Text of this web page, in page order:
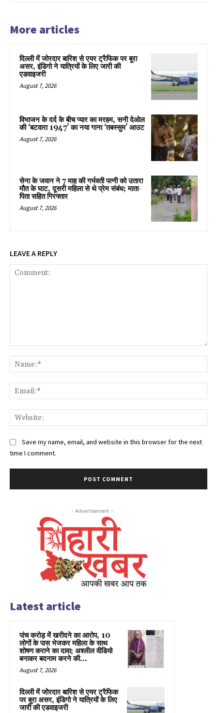
More articles
दिल्ली में जोरदार बारिश से एयर ट्रैफिक पर बुरा
असर, इंडिगो ने यात्रियों के लिए जारी की
एडवाइजरी
August 7, 2026
विभाजन के दर्द के बीच प्यार का मरहम, सनी देओल
की ‘बटवारा 1947’ का नया गाना ‘तबस्सुम’ आउट
August 7, 2026
सेना के जवान ने 7 माह की गर्भवती पत्नी को उतारा
मौत के घाट, दूसरी महिला से थे प्रेम संबंध; माता-
पिता सहित गिरफ्तार
August 7, 2026
LEAVE A REPLY
Save my name, email, and website in this browser for the next
time I comment.
- Advertisement -
Latest article
पांच करोड़ में खरीदने का आरोप, 10
लोगों के पास भेजकर महिला के साथ
शोषण कराने का दावा; अश्लील वीडियो
बनाकर बदनाम करने की...
August 7, 2026
दिल्ली में जोरदार बारिश से एयर ट्रैफिक
पर बुरा असर, इंडिगो ने यात्रियों के लिए
जारी की एडवाइजरी